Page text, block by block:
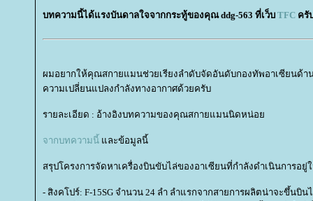
บทความนี้ได้แรงบันดาลใจจากกระทู้ของคุณ ddg-563 ที่เว็บ TFC ครั
ผมอยากให้คุณสกายแมนช่วยเรียงลําดับจัดอันดับกองทัพอาเซียนด้า
ความเปลี่ยนแปลงกําลังทางอากาศด้วยครับ
รายละเอียด : อ้างอิงบทความของคุณสกายแมนนิดหน่อ
จากบทความนี้ ละข้อมูลนี้
สรุปโครงการจัดหาเครื่องบินขับไล่ของอาเซียนที่กำลังดำเนินการอ
- สิงคโปร์: F-15SG จำนวน 24 ลำ ลำแรกจากสายการผลิตน่าจะขึ้นบิน